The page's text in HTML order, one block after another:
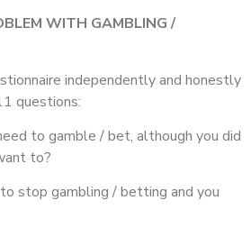
WITH GAMBLING /
independently and honestly
questions:
to gamble / bet, although you did
to?
stop gambling / betting and you